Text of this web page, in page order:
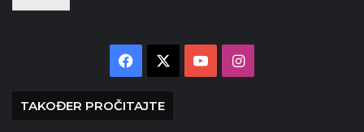
Facebook YouTubeInstagram
TAKOĐER PROČITAJTE